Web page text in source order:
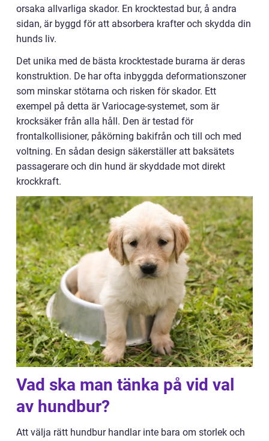
orsaka allvarliga skador. En krocktestad bur, å andra
sidan, är byggd för att absorbera krafter och skydda din
hunds liv.
Det unika med de bästa krocktestade burarna är deras
konstruktion. De har ofta inbyggda deformationszoner
som minskar stötarna och risken för skador. Ett
exempel på detta är Variocage-systemet, som är
krocksäker från alla håll. Den är testad för
frontalkollisioner, påkörning bakifrån och till och med
voltning. En sådan design säkerställer att baksätets
passagerare och din hund är skyddade mot direkt
krockkraft.
Vad ska man tänka på vid val
av hundbur?
Att välja rätt hundbur handlar inte bara om storlek och